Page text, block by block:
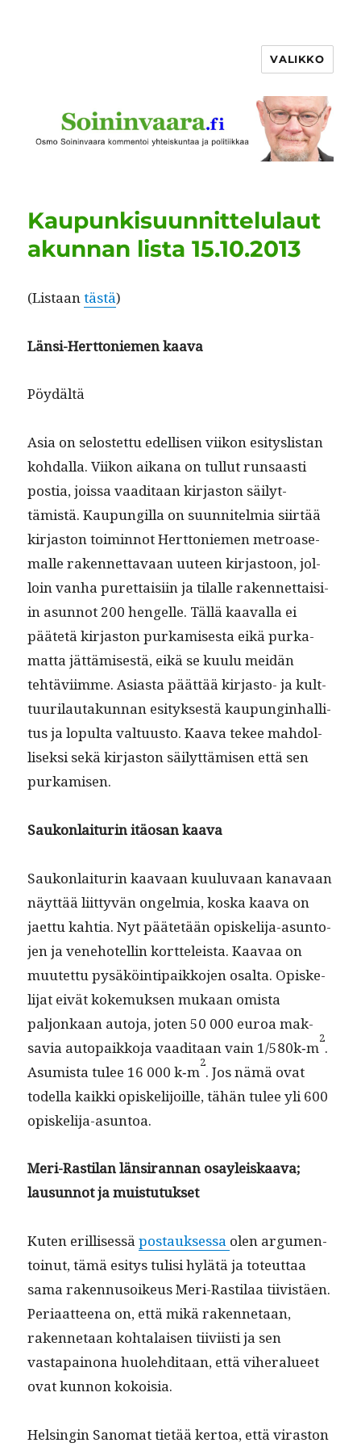
VALIKKO
Kaupunkisuunnittelulaut
akunnan lista 15.10.2013
(Lis­taantästä)
Län­si-Hert­toniemen kaava
Pöy­dältä
Asia on selostet­tu edel­lisen viikon esi­tys­lis­tan
kohdal­la. Viikon aikana on tul­lut run­saasti
pos­tia, jois­sa vaa­di­taan kir­jas­ton säi­lyt­
tämistä. Kaupungilla on suun­nitelmia siirtää
kir­jas­ton toimin­not Hert­toniemen metroase­
malle raken­net­tavaan uuteen kir­jas­toon, jol­
loin van­ha puret­taisi­in ja tilalle raken­net­taisi­
in asun­not 200 hen­gelle. Täl­lä kaaval­la ei
päätetä kir­jas­ton purkamis­es­ta eikä purka­
mat­ta jät­tämis­es­tä, eikä se kuu­lu mei­dän
tehtävi­imme. Asi­as­ta päät­tää kir­jas­to- ja kult­
tuuri­lau­takun­nan esi­tyk­ses­tä kaupung­in­hal­li­
tus ja lop­ul­ta val­tu­us­to. Kaa­va tekee mah­dol­
lisek­si sekä kir­jas­ton säi­lyt­tämisen että sen
purkamisen.
Saukon­lai­turin itäosan kaava
Saukon­lai­turin kaavaan kuu­lu­vaan kanavaan
näyt­tää liit­tyvän ongelmia, kos­ka kaa­va on
jaet­tu kah­tia. Nyt päätetään opiske­li­ja-asun­to­
jen ja vene­hotellin kort­teleista. Kaavaa on
muutet­tu pysäköin­tipaikko­jen osalta. Opiske­
li­jat eivät koke­muk­sen mukaan omista
paljonkaan auto­ja, joten 50 000 euroa mak­
savia autopaikko­ja vaa­di­taan vain 1/580k‑m
2
.
Asum­ista tulee 16 000 k‑m
2
. Jos nämä ovat
todel­la kaik­ki opiske­li­joille, tähän tulee yli 600
opiskelija-asuntoa.
Meri-Rasti­lan län­sir­an­nan osayleiskaa­va;
lausun­not ja muistutukset
Kuten eril­lisessäpostauk­ses­sa olen argu­men­
toin­ut, tämä esi­tys tulisi hylätä ja toteut­taa
sama raken­nu­soikeus Meri-Rasti­laa tiivistäen.
Peri­aat­teena on, että mikä raken­netaan,
raken­netaan kohta­laisen tiivi­isti ja sen
vastapain­ona huole­hdi­taan, että viher­alueet
ovat kun­non kokoisia.
Helsin­gin Sanomat tietää ker­toa, että viras­ton